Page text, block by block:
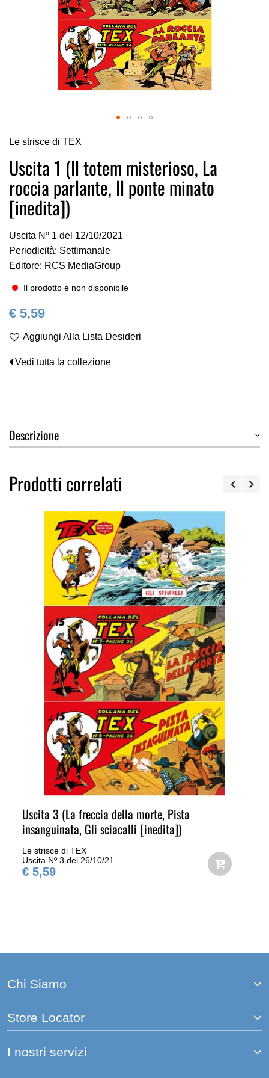
all'inizio
della
galleria
di
immagini
Le strisce di TEX
Uscita 1 (Il totem misterioso, La
roccia parlante, Il ponte minato
[inedita])
Uscita Nº 1 del 12/10/2021
Periodicità: Settimanale
Editore: RCS MediaGroup
Il prodotto è non disponibile
€ 5,59
Aggiungi Alla Lista Desideri
Vedi tutta la collezione
Descrizione
Prodotti correlati
Uscita 3 (La freccia della morte, Pista
insanguinata, Gli sciacalli [inedita])
Le strisce di TEX
Uscita Nº 3 del 26/10/21
€ 5,59
Chi Siamo
Store Locator
I nostri servizi